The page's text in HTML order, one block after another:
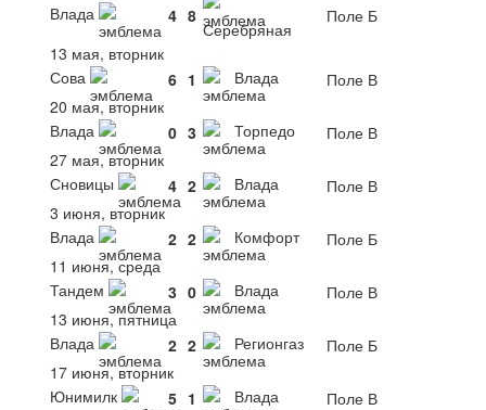
Влада
4 8
Серебряная
Поле Б
13 мая, вторник
Сова
6 1 Влада
Поле В
20 мая, вторник
Влада
0 3 Торпедо
Поле В
27 мая, вторник
Сновицы
4 2 Влада
Поле В
3 июня, вторник
Влада
2 2 Комфорт
Поле Б
11 июня, среда
Тандем
3 0 Влада
Поле В
13 июня, пятница
Влада
2 2 Регионгаз
Поле Б
17 июня, вторник
Юнимилк
5 1 Влада
Поле В